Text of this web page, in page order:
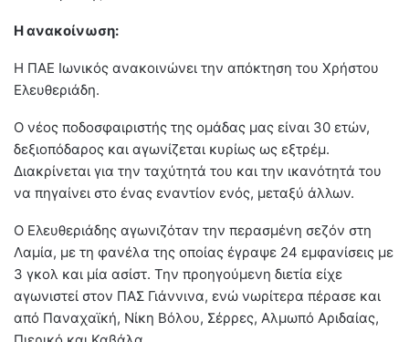
Η ανακοίνωση:
Η ΠΑΕ Ιωνικός ανακοινώνει την απόκτηση του Χρήστου
Ελευθεριάδη.
Ο νέος ποδοσφαιριστής της ομάδας μας είναι 30 ετών,
δεξιοπόδαρος και αγωνίζεται κυρίως ως εξτρέμ.
Διακρίνεται για την ταχύτητά του και την ικανότητά του
να πηγαίνει στο ένας εναντίον ενός, μεταξύ άλλων.
Ο Ελευθεριάδης αγωνιζόταν την περασμένη σεζόν στη
Λαμία, με τη φανέλα της οποίας έγραψε 24 εμφανίσεις με
3 γκολ και μία ασίστ. Την προηγούμενη διετία είχε
αγωνιστεί στον ΠΑΣ Γιάννινα, ενώ νωρίτερα πέρασε και
από Παναχαϊκή, Νίκη Βόλου, Σέρρες, Αλμωπό Αριδαίας,